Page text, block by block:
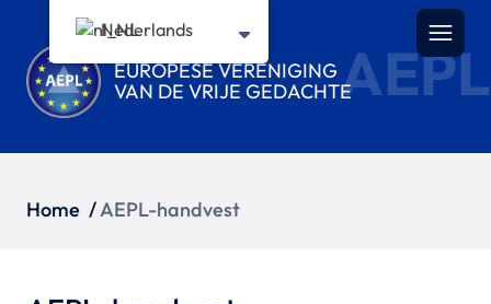
EUROPESE VERENIGING
VAN DE VRIJE GEDACHTEAEPL
Home /AEPL-handvest
Nederlands